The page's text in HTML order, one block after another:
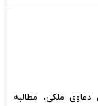
ملکی، مطالبه